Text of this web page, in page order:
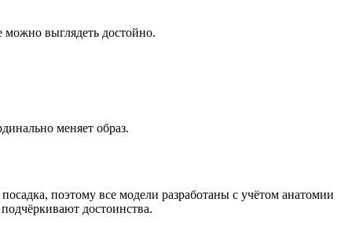
можно выглядеть достойно.
меняет образ.
поэтому все модели разработаны с учётом анатомии
достоинства.